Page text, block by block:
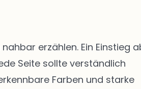
erzählen. Ein Einstieg
Seite sollte verständlich
Farben und starke